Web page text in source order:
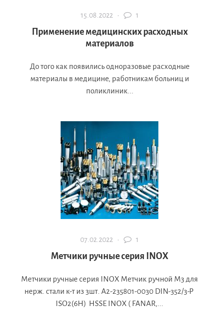
15.08.2022 · 1
Применение медицинских расходных
материалов
До того как появились одноразовые расходные
материалы в медицине, работникам больниц и
поликлиник...
07.02.2022 · 1
Метчики ручные серия INOX
Метчики ручные серия INOX Метчик ручной М3 для
нерж. стали к-т из 3шт. А2-235801-0030 DIN-352/3-P
ISO2(6H) HSSE INOX ( FANAR,...